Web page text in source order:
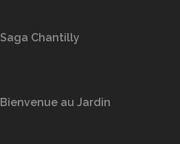
Saga Chantilly
Bienvenue au Jardin